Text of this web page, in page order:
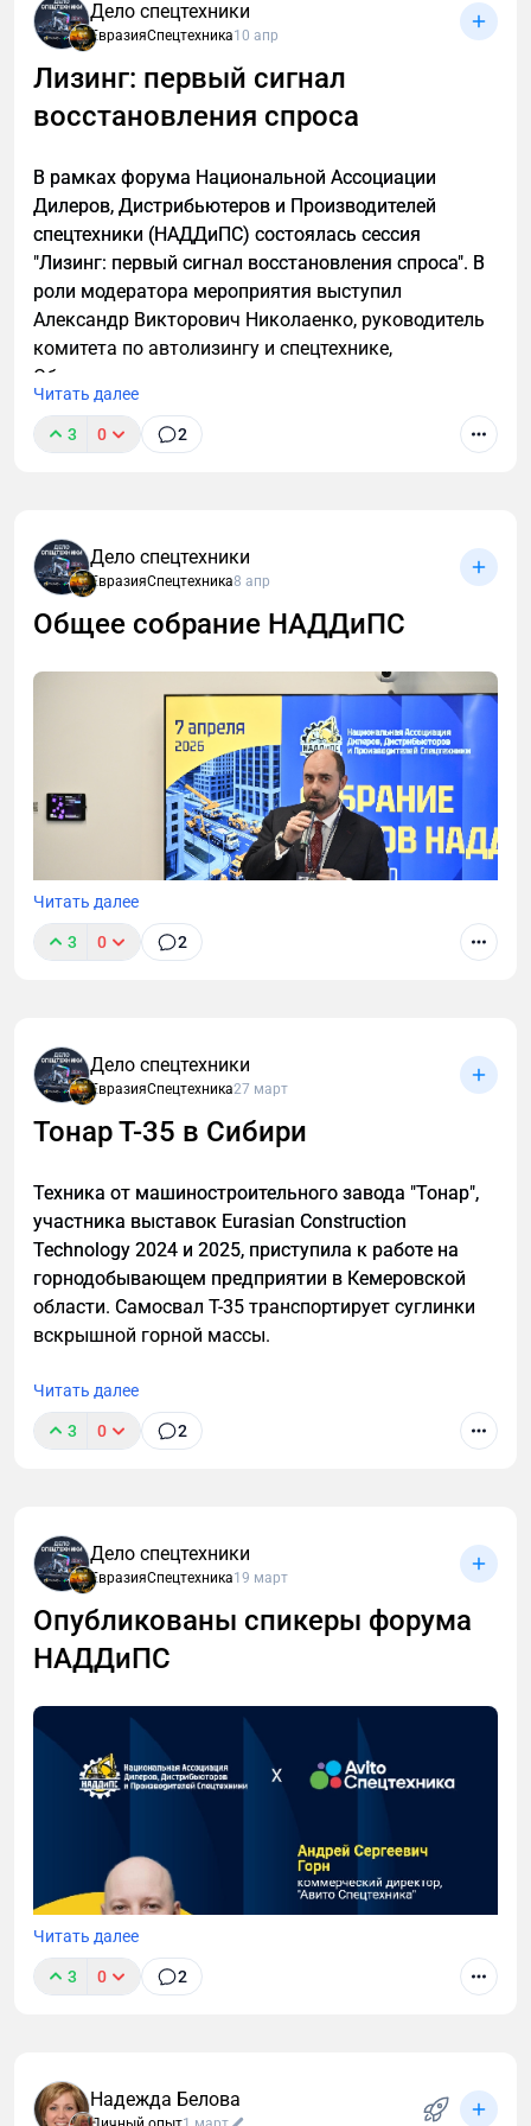
отрасли. "Мы предлагаем продуктовую программу
«Лесник», это не отдельные машины, а целая
экосистема. Наша цель – закрыть всю
технологическую цепочку: от лесозаготовки до
Дело спецтехники
ЕвразияСпецтехника10 апр
Лизинг: первый сигнал
восстановления спроса
В рамках форума Национальной Ассоциации
Дилеров, Дистрибьютеров и Производителей
спецтехники (НАДДиПС) состоялась сессия
"Лизинг: первый сигнал восстановления спроса". В
роли модератора мероприятия выступил
Александр Викторович Николаенко, руководитель
комитета по автолизингу и спецтехнике,
Объединенная лизинговая ассоциация.
Читать далее
3 0 2
Дело спецтехники
ЕвразияСпецтехника8 апр
Общее собрание НАДДиПС
Дистрибьютеров и производителей Спецтехники
(НАДДиПС) прошел 7 апреля в Москве. Он начался
с общего собрания членов организации. На
мероприятии обсуждались ключевые вопросы.
Читать далее
3 0 2
Дело спецтехники
ЕвразияСпецтехника27 март
Тонар Т-35 в Сибири
Техника от машиностроительного завода "Тонар",
участника выставок Eurasian Construction
Technology 2024 и 2025, приступила к работе на
горнодобывающем предприятии в Кемеровской
области. Самосвал Т-35 транспортирует суглинки
вскрышной горной массы.
Читать далее
3 0 2
Дело спецтехники
ЕвразияСпецтехника19 март
Опубликованы спикеры форума
НАДДиПС
Читать далее
3 0 2
Надежда Белова